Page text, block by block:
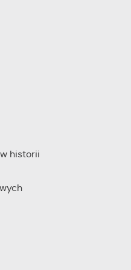
historii